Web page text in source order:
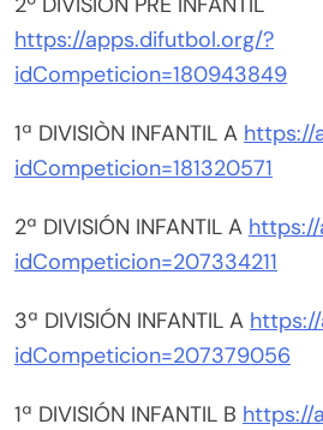
https://apps.difutbol.org/?
idCompeticion=180943849
1ª DIVISIÒN INFANTIL A https://
idCompeticion=181320571
2ª DIVISIÓN INFANTIL A
idCompeticion=207334211
3ª DIVISIÓN INFANTIL A
idCompeticion=207379056
1ª DIVISIÓN INFANTIL B https://